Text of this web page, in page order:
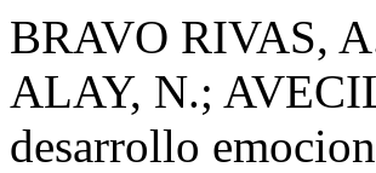
BRAVO RIVAS,
ALAY, N.;
desarrollo